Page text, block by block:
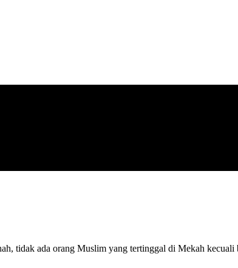
tidak ada orang Muslim yang tertinggal di Mekah